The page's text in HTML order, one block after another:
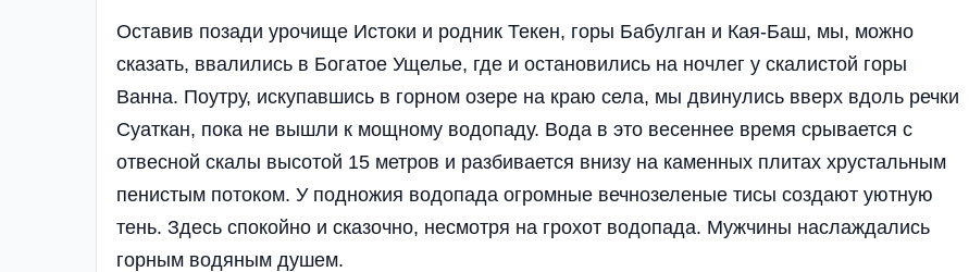
Оставив позади урочище Истоки и родник Текен, горы Бабулган и Кая-Баш, мы, можно
сказать, ввалились в Богатое Ущелье, где и остановились на ночлег у скалистой горы
Ванна. Поутру, искупавшись в горном озере на краю села, мы двинулись вверх вдоль речки
Суаткан, пока не вышли к мощному водопаду. Вода в это весеннее время срывается с
отвесной скалы высотой 15 метров и разбивается внизу на каменных плитах хрустальным
пенистым потоком. У подножия водопада огромные вечнозеленые тисы создают уютную
тень. Здесь спокойно и сказочно, несмотря на грохот водопада. Мужчины наслаждались
горным водяным душем.